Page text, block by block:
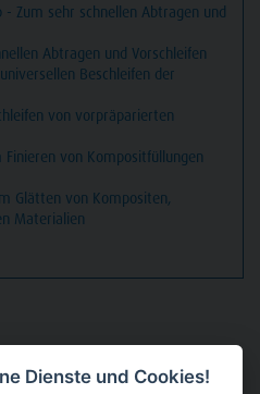
grob, FG, Figur 108 Zylinder
014
Zum sehr schnellen Abtragen und
Abtragen und Vorschleifen
Beschleifen der
von vorpräparierten
von Kompositfüllungen
Glätten von Kompositen,
Materialien
Dienste und Cookies!